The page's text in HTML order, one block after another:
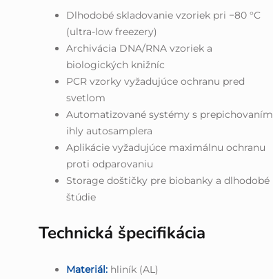
Dlhodobé skladovanie vzoriek pri −80 °C
(ultra-low freezery)
Archivácia DNA/RNA vzoriek a
biologických knižníc
PCR vzorky vyžadujúce ochranu pred
svetlom
Automatizované systémy s prepichovaním
ihly autosamplera
Aplikácie vyžadujúce maximálnu ochranu
proti odparovaniu
Storage doštičky pre biobanky a dlhodobé
štúdie
Technická špecifikácia
Materiál: hliník (AL)